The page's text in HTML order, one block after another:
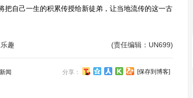
把自己一生的积累传授给新徒弟，让当地流传的这一古
(责任编辑：UN699)
趣
分享： [保存到博客]
闻